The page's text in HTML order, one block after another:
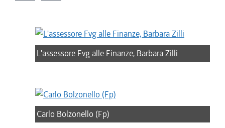
L'assessore Fvg alle Finanze, Barbara Zilli
Carlo Bolzonello (Fp)